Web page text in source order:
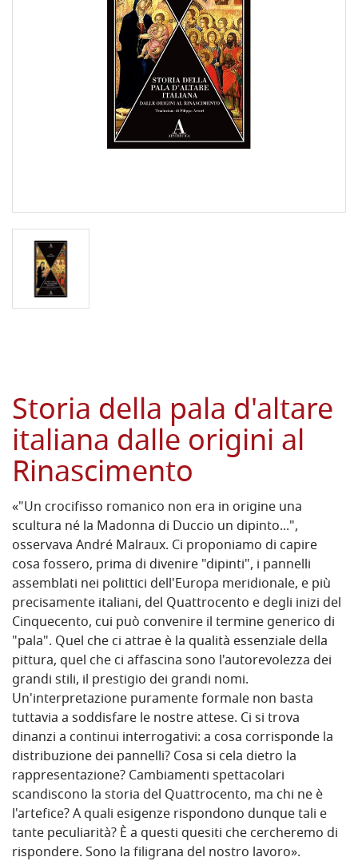
Storia della pala d'altare
italiana dalle origini al
Rinascimento
«"Un crocifisso romanico non era in origine una
scultura né la Madonna di Duccio un dipinto...",
osservava André Malraux. Ci proponiamo di capire
cosa fossero, prima di divenire "dipinti", i pannelli
assemblati nei polittici dell'Europa meridionale, e più
precisamente italiani, del Quattrocento e degli inizi del
Cinquecento, cui può convenire il termine generico di
"pala". Quel che ci attrae è la qualità essenziale della
pittura, quel che ci affascina sono l'autorevolezza dei
grandi stili, il prestigio dei grandi nomi.
Un'interpretazione puramente formale non basta
tuttavia a soddisfare le nostre attese. Ci si trova
dinanzi a continui interrogativi: a cosa corrisponde la
distribuzione dei pannelli? Cosa si cela dietro la
rappresentazione? Cambiamenti spettacolari
scandiscono la storia del Quattrocento, ma chi ne è
l'artefice? A quali esigenze rispondono dunque tali e
tante peculiarità? È a questi quesiti che cercheremo di
rispondere. Sono la filigrana del nostro lavoro».